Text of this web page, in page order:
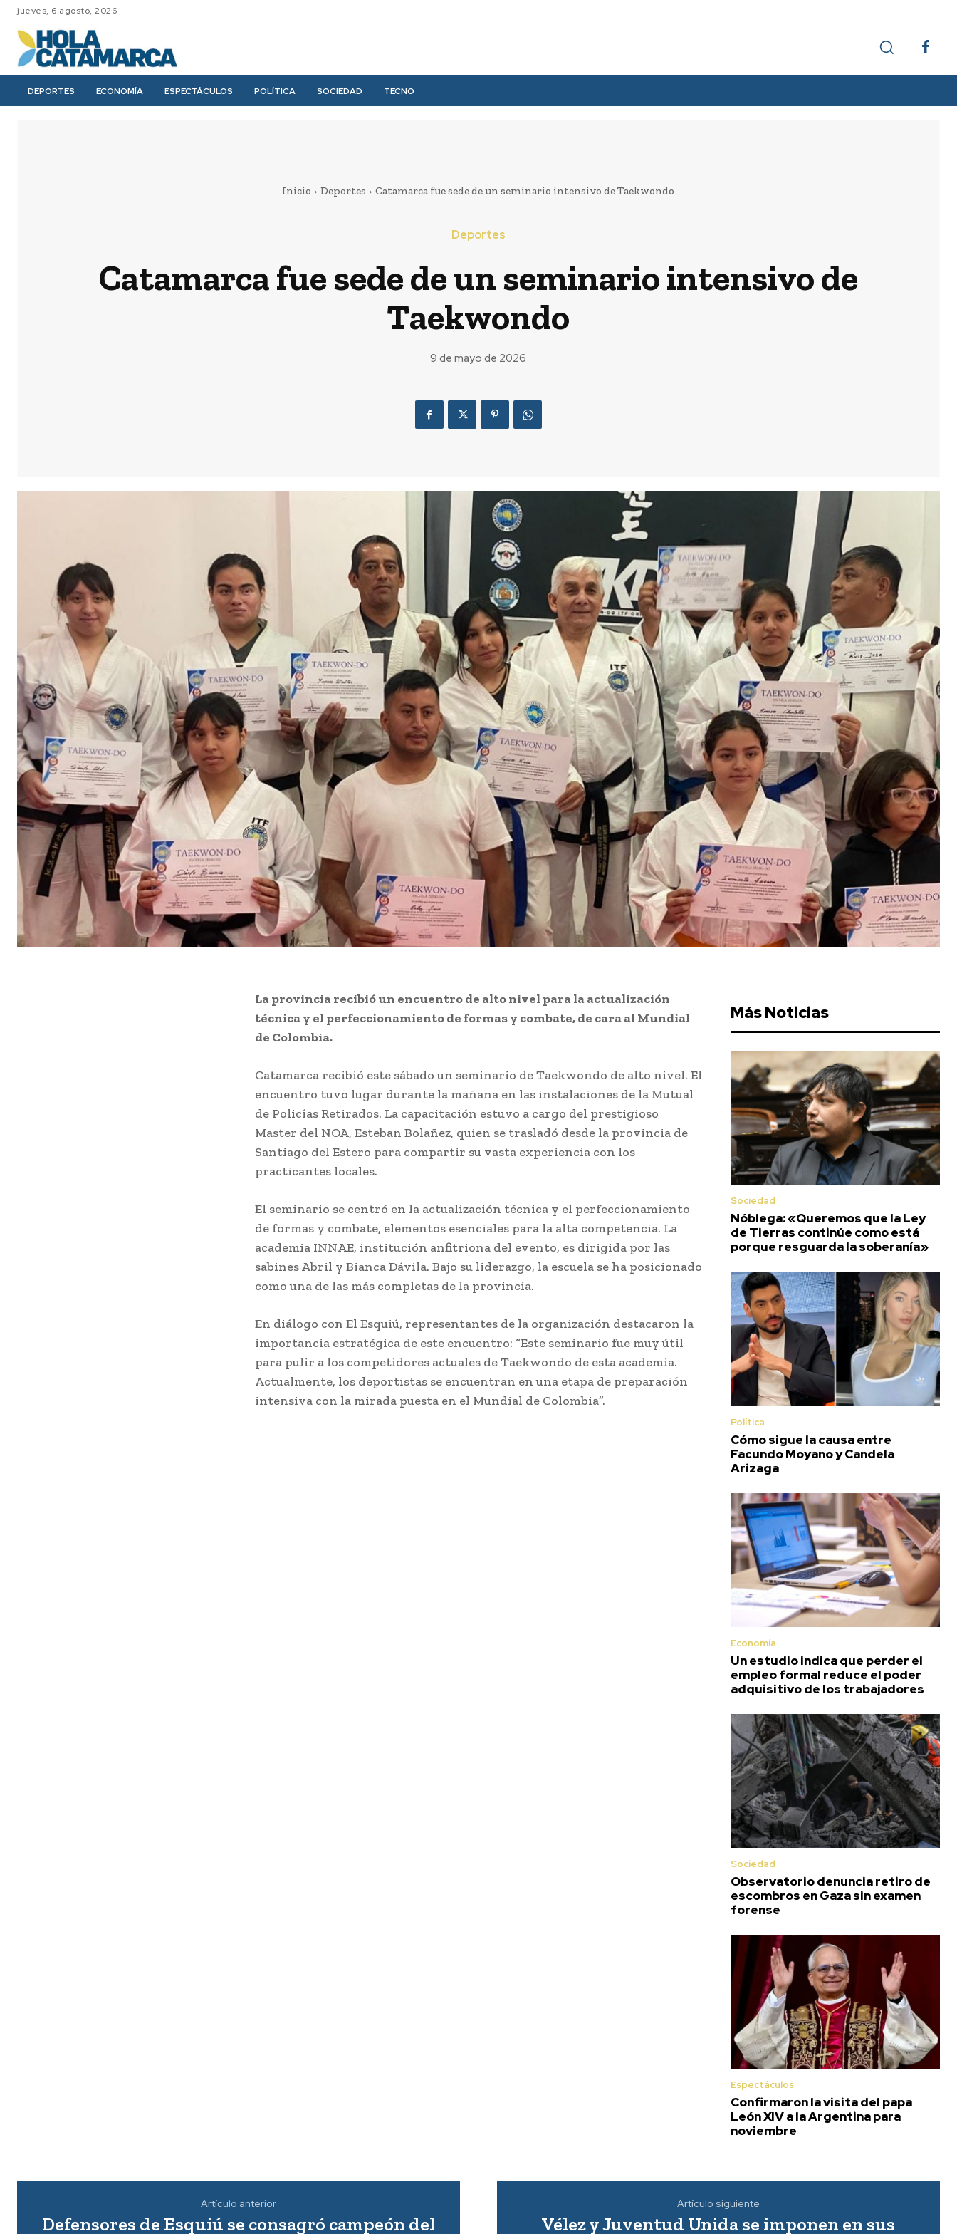
jueves, 6 agosto, 2026
DEPORTES ECONOMÍA ESPECTÁCULOS POLÍTICA SOCIEDAD TECNO
Inicio Deportes Catamarca fue sede de un seminario intensivo de Taekwondo
Deportes
Catamarca fue sede de un seminario intensivo de
Taekwondo
9 de mayo de 2026
La provincia recibió un encuentro de alto nivel para la actualización
técnica y el perfeccionamiento de formas y combate, de cara al Mundial
de Colombia.
Catamarca recibió este sábado un seminario de Taekwondo de alto nivel. El
encuentro tuvo lugar durante la mañana en las instalaciones de la Mutual
de Policías Retirados. La capacitación estuvo a cargo del prestigioso
Master del NOA, Esteban Bolañez, quien se trasladó desde la provincia de
Santiago del Estero para compartir su vasta experiencia con los
practicantes locales.
El seminario se centró en la actualización técnica y el perfeccionamiento
de formas y combate, elementos esenciales para la alta competencia. La
academia INNAE, institución anfitriona del evento, es dirigida por las
sabines Abril y Bianca Dávila. Bajo su liderazgo, la escuela se ha posicionado
como una de las más completas de la provincia.
En diálogo con El Esquiú, representantes de la organización destacaron la
importancia estratégica de este encuentro: “Este seminario fue muy útil
para pulir a los competidores actuales de Taekwondo de esta academia.
Actualmente, los deportistas se encuentran en una etapa de preparación
intensiva con la mirada puesta en el Mundial de Colombia”.
Más Noticias
Sociedad
Nóblega: «Queremos que la Ley
de Tierras continúe como está
porque resguarda la soberanía»
Política
Cómo sigue la causa entre
Facundo Moyano y Candela
Arizaga
Economía
Un estudio indica que perder el
empleo formal reduce el poder
adquisitivo de los trabajadores
Sociedad
Observatorio denuncia retiro de
escombros en Gaza sin examen
forense
Espectáculos
Confirmaron la visita del papa
León XIV a la Argentina para
noviembre
Artículo anterior
Defensores de Esquiú se consagró campeón del
Artículo siguiente
Vélez y Juventud Unida se imponen en sus